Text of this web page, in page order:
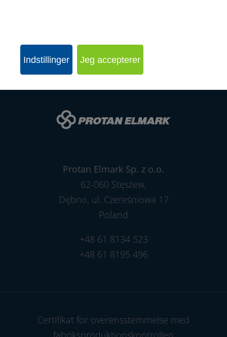
Protan Elmark Sp. z o.o.
62-060 Stęszew,
Dębno, ul. Czereśniowa 17
Poland
+48 61 8134 523
+48 61 8195 496
Certifikat for overensstemmelse med
Indstillinger Jeg accepterer